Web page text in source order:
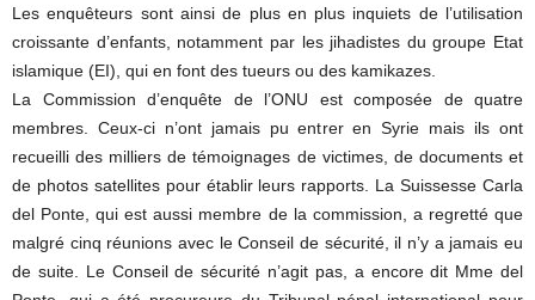
Les enquêteurs sont ainsi de plus en plus inquiets de l’utilisation
croissante d’enfants, notamment par les jihadistes du groupe Etat
islamique (EI), qui en font des tueurs ou des kamikazes.
La Commission d’enquête de l’ONU est composée de quatre
membres. Ceux-ci n’ont jamais pu entrer en Syrie mais ils ont
recueilli des milliers de témoignages de victimes, de documents et
de photos satellites pour établir leurs rapports. La Suissesse Carla
del Ponte, qui est aussi membre de la commission, a regretté que
malgré cinq réunions avec le Conseil de sécurité, il n’y a jamais eu
de suite. Le Conseil de sécurité n’agit pas, a encore dit Mme del